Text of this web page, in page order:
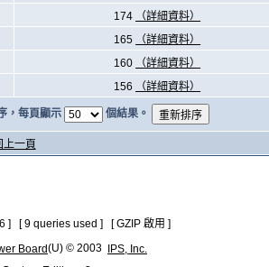
174 （詳細資料）
165 （詳細資料）
160 （詳細資料）
156 （詳細資料）
，每頁顯示 個結果。
上一頁
] [ 9 queries used ] [ GZIP 啟用 ]
Board(U) © 2003
IPS, Inc.